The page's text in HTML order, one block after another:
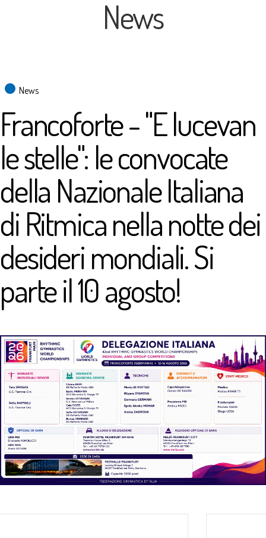
News
News
Francoforte - "E lucevan
le stelle": le convocate
della Nazionale Italiana
di Ritmica nella notte dei
desideri mondiali. Si
parte il 10 agosto!